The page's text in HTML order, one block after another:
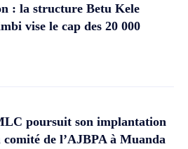
: la structure Betu Kele
vise le cap des 20 000
poursuit son implantation
de l’AJBPA à Muanda